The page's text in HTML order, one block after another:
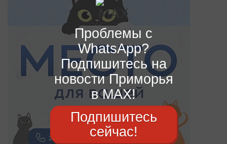
Проблемы с
WhatsApp?
Подпишитесь на
новости Приморья
в MAX!
Подпишитесь
сейчас!